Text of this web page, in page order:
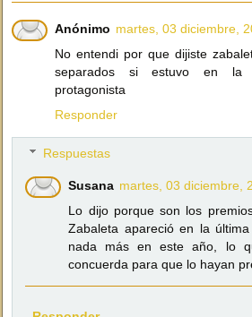
Anónimo martes, 03 diciembre,
No entendi por que dijiste
separados si estuvo en la
protagonista
Responder
Respuestas
Susana martes, 03 diciembre,
Lo dijo porque son los
Zabaleta apareció en la
nada más en este año, lo
concuerda para que lo hayan